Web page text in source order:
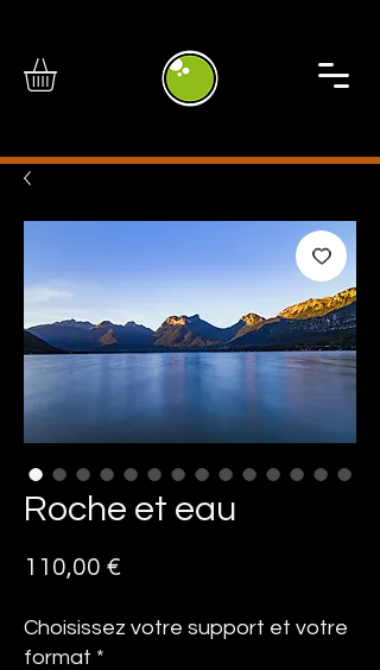
Roche et eau
110,00 €
Choisissez votre support et votre
format *